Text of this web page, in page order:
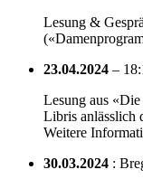
Lesung &
23.04.2024 –
Lesung aus
Libris anlässlich
Weitere
30.03.2024 :